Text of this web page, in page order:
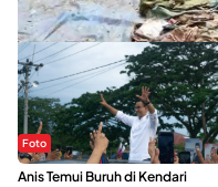
Sejak Banjir Bandang,
Foto
Anis Temui Buruh di Kendari